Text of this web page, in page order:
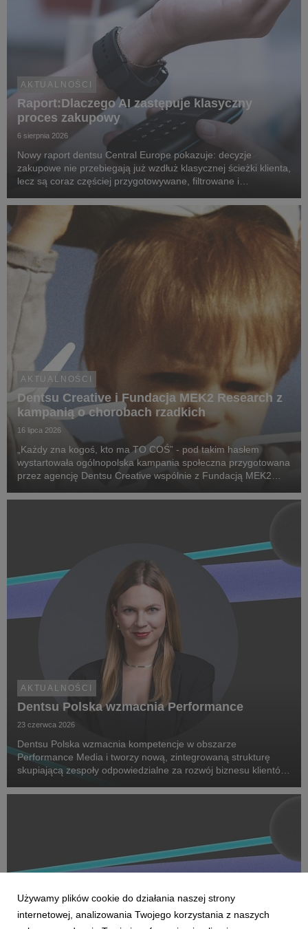
AKTUALNOŚCI
Raport:Dlaczego AI zastępuje klasyczny
proces zakupowy
6 sierpnia 2026
Nowy raport dentsu Central Europe pokazuje: decyzje
zakupowe nie przebiegają już wzdłuż klasycznej ścieżki klienta,
lecz są coraz częściej przygotowywane, filtrowane i
inteligencji.
AKTUALNOŚCI
Dentsu Creative i Fundacja MEK2 Research z
kampanią o chorobach rzadkich
16 lipca 2026
„Każdy zna kogoś, kto ma TO COŚ” - pod takim hasłem
wystartowała ogólnopolska kampania społeczna przygotowana
przez agencję Dentsu Creative wspólnie z Fundacją MEK2
chorób rzadkich, zwrócenie uwagi na problemy pac...
AKTUALNOŚCI
Dentsu Polska wzmacnia Performance
23 czerwca 2026
Dentsu Polska wzmacnia kompetencje w obszarze
Performance Media i tworzy nową, zintegrowaną strukturę
skupiającą zespoły odpowiedzialne za rozwój biznesu klientów
Na czele nowego obszaru stanęła Marta Bińczyk jako H...
Używamy plików cookie do działania naszej strony
internetowej, analizowania Twojego korzystania z naszych